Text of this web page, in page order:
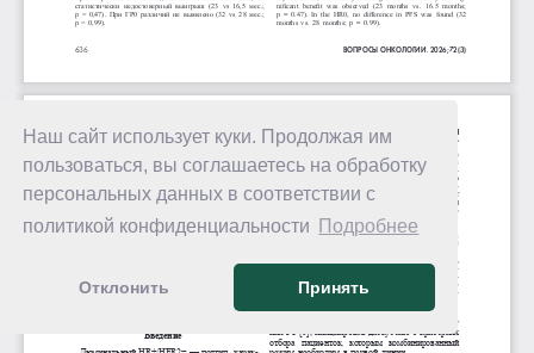
Наш сайт использует куки. Продолжая им
пользоваться, вы соглашаетесь на обработку
персональных данных в соответствии с
политикой конфиденциальности
Подробнее
Отклонить Принять